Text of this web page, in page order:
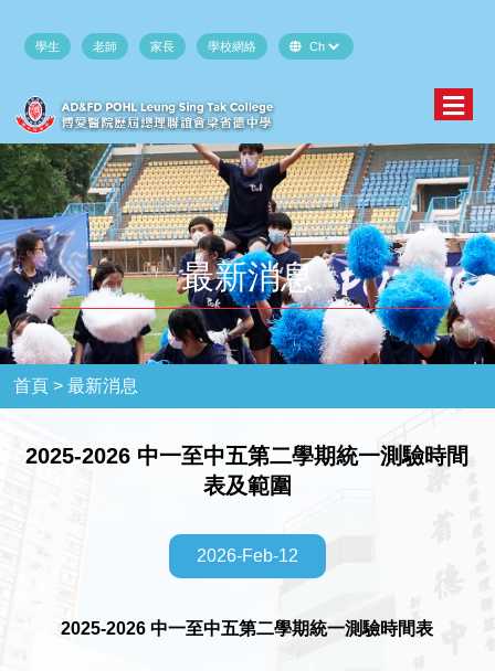
學生 老師 家長 學校網絡
最新消息
首頁 >最新消息
2025-2026 中一至中五第二學期統一測驗時間
表及範圍
2026-Feb-12
2025-2026 中一至中五第二學期統一測驗時間表